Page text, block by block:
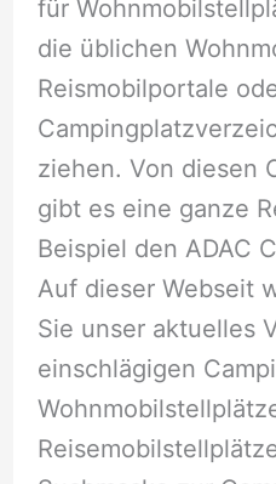
für
die üblichen
Reismobilportale
ziehen. Von diesen
gibt es eine ganze
Beispiel den ADAC
Auf dieser Webseit
Sie unser aktuelles
einschlägigen